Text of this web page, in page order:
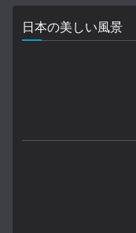
日本の美しい風景